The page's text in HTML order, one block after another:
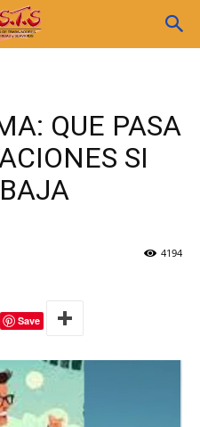
QUE PASA
SI
4194
Save